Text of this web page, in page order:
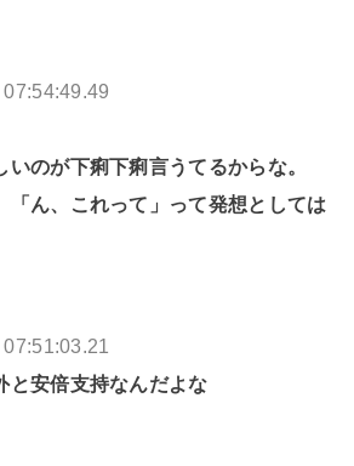
のが下痢下痢言うてるからな。
ん、これって」って発想としては
と安倍支持なんだよな